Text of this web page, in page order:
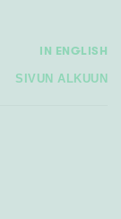
IN ENGLISH
SIVUN ALKUUN